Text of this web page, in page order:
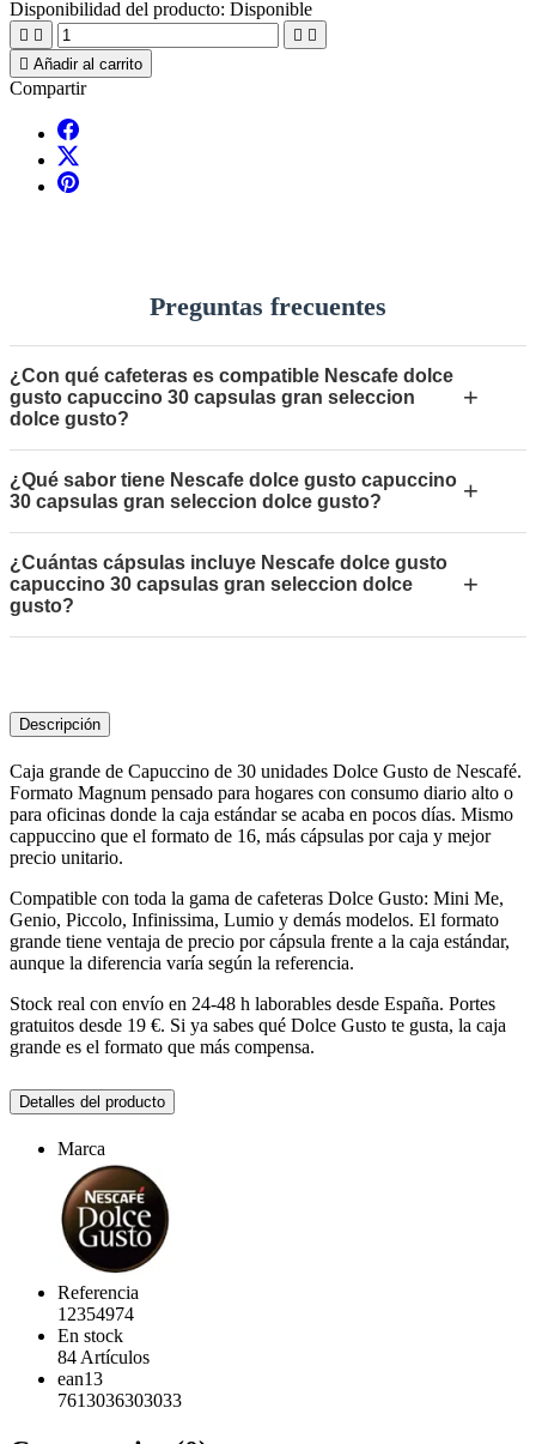
Disponibilidad del producto: Disponible
   
 Añadir al carrito
Compartir
Preguntas frecuentes
¿Con qué cafeteras es compatible Nescafe dolce
gusto capuccino 30 capsulas gran seleccion
dolce gusto?
+
¿Qué sabor tiene Nescafe dolce gusto capuccino
30 capsulas gran seleccion dolce gusto?
+
¿Cuántas cápsulas incluye Nescafe dolce gusto
capuccino 30 capsulas gran seleccion dolce
gusto?
+
Descripción
Caja grande de Capuccino de 30 unidades Dolce Gusto de Nescafé.
Formato Magnum pensado para hogares con consumo diario alto o
para oficinas donde la caja estándar se acaba en pocos días. Mismo
cappuccino que el formato de 16, más cápsulas por caja y mejor
precio unitario.
Compatible con toda la gama de cafeteras Dolce Gusto: Mini Me,
Genio, Piccolo, Infinissima, Lumio y demás modelos. El formato
grande tiene ventaja de precio por cápsula frente a la caja estándar,
aunque la diferencia varía según la referencia.
Stock real con envío en 24-48 h laborables desde España. Portes
gratuitos desde 19 €. Si ya sabes qué Dolce Gusto te gusta, la caja
grande es el formato que más compensa.
Detalles del producto
Marca
Referencia
12354974
En stock
84 Artículos
ean13
7613036303033